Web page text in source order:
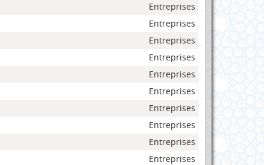
Entreprises
Entreprises
Entreprises
Entreprises
Entreprises
Entreprises
Entreprises
Entreprises
Entreprises
Entreprises